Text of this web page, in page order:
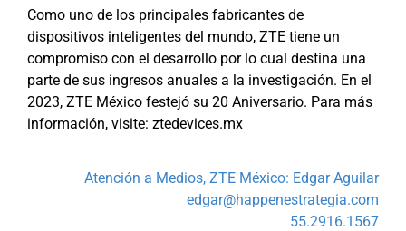
Como uno de los principales fabricantes de
dispositivos inteligentes del mundo, ZTE tiene un
compromiso con el desarrollo por lo cual destina una
parte de sus ingresos anuales a la investigación. En el
2023, ZTE México festejó su 20 Aniversario. Para más
información, visite: ztedevices.mx
Atención a Medios, ZTE México: Edgar Aguilar
edgar@happenestrategia.com
55.2916.1567